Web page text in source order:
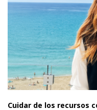
Cuidar de los recursos